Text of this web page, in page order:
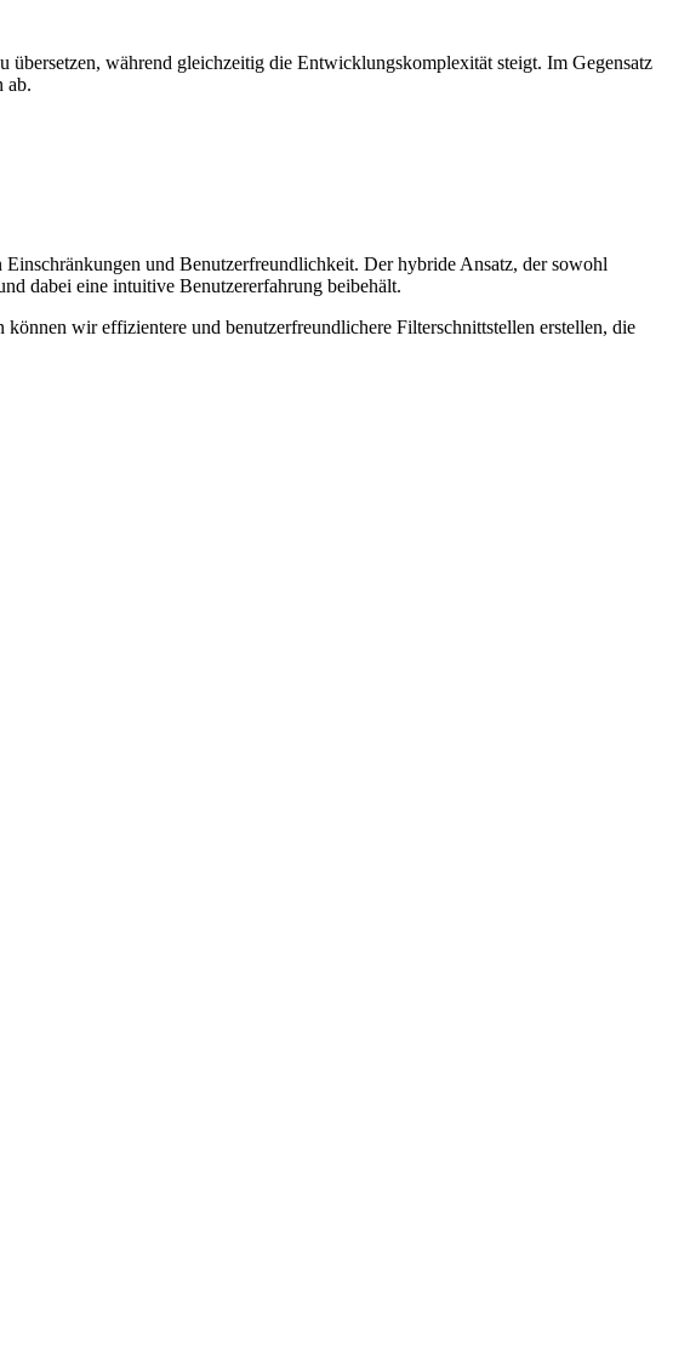
während gleichzeitig die Entwicklungskomplexität steigt. Im Gegensatz
ab.
und Benutzerfreundlichkeit. Der hybride Ansatz, der sowohl
dabei eine intuitive Benutzererfahrung beibehält.
wir effizientere und benutzerfreundlichere Filterschnittstellen erstellen, die